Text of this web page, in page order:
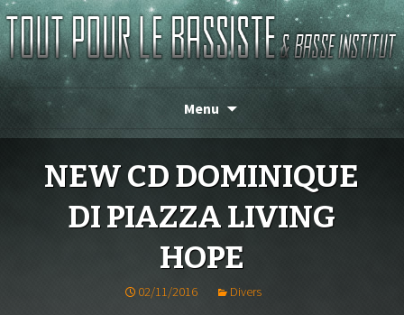
TOUT POUR LE BASSISTE
de basse depuis 1986 !
Menu
NEW CD DOMINIQUE
DI PIAZZA LIVING
HOPE
02/11/2016 Divers